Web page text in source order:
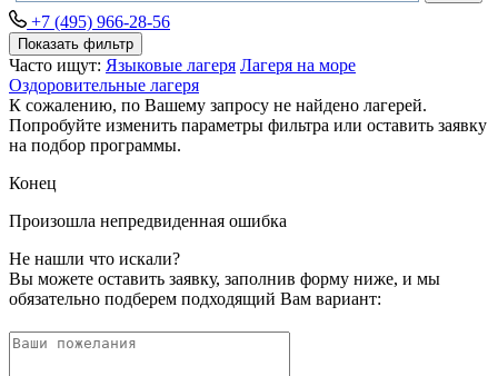
+7 (495) 966-28-56
Показать фильтр
Часто ищут: Языковые лагеря Лагеря на море
Оздоровительные лагеря
К сожалению, по Вашему запросу не найдено лагерей.
Попробуйте изменить параметры фильтра или оставить заявку
на подбор программы.
Конец
Произошла непредвиденная ошибка
Не нашли что искали?
Вы можете оставить заявку, заполнив форму ниже, и мы
обязательно подберем подходящий Вам вариант: